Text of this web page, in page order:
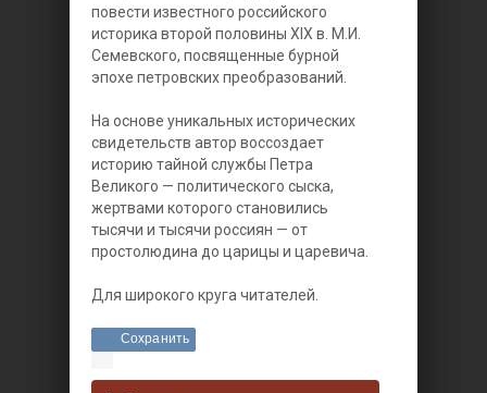
повести известного российского
историка второй половины XIX в. М.И.
Семевского, посвященные бурной
эпохе петровских преобразований.
На основе уникальных исторических
свидетельств автор воссоздает
историю тайной службы Петра
Великого — политического сыска,
жертвами которого становились
тысячи и тысячи россиян — от
простолюдина до царицы и царевича.
Для широкого круга читателей.
Сохранить